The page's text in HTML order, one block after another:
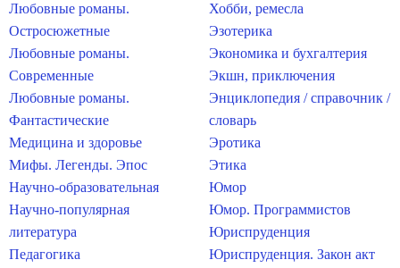
Любовные романы.
Остросюжетные
Любовные романы.
Современные
Любовные романы.
Фантастические
Медицина и здоровье
Мифы. Легенды. Эпос
Научно-образовательная
Научно-популярная
литература
Педагогика
Хобби, ремесла
Эзотерика
Экономика и бухгалтерия
Экшн, приключения
Энциклопедия / справочник /
словарь
Эротика
Этика
Юмор
Юмор. Программистов
Юриспруденция
Юриспруденция. Закон акт